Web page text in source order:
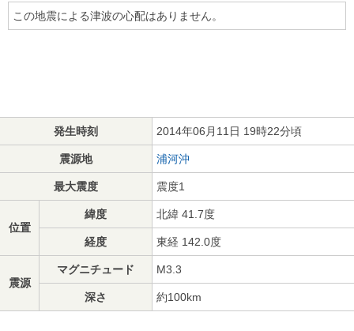
この地震による津波の心配はありません。
発生時刻 2014年06月11日 19時22分頃
震源地 浦河沖
最大震度 震度1
位置
緯度 北緯 41.7度
経度 東経 142.0度
震源
マグニチュード M3.3
深さ 約100km